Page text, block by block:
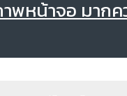
พหน้าจอ มากค